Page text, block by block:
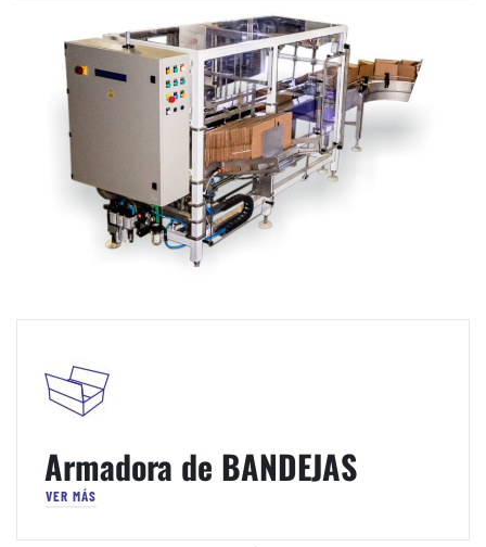
Armadora de BANDEJAS
VER MÁS